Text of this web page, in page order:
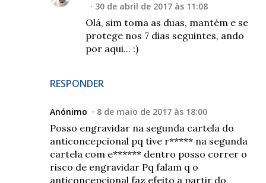
RESPONDER
30 de abril de 2017 às 11:08
Olá, sim toma as duas, mantém e se
protege nos 7 dias seguintes, ando
por aqui... :)
Anónimo 8 de maio de 2017 às 18:00
Posso engravidar na segunda cartela do
anticoncepcional pq tive r***** na segunda
cartela com e****** dentro posso correr o
risco de engravidar Pq falam q o
anticoncepcional faz efeito a partir do